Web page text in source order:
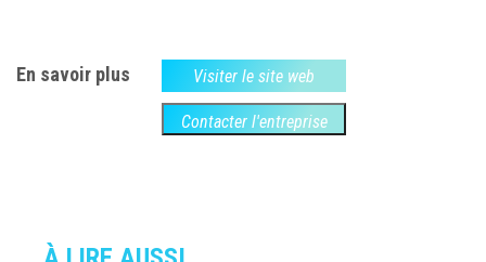
En savoir plus Visiter le site web
Contacter l'entreprise